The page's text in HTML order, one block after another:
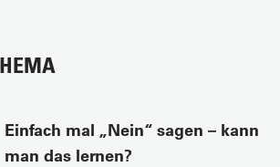
Einfach mal „Nein“ sagen – kann
man das lernen?